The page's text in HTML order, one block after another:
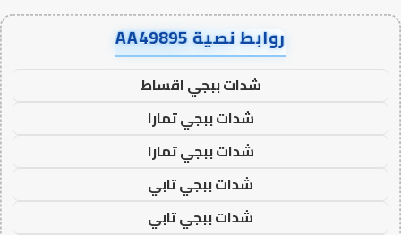
روابط نصية AA49895
شدات ببجي اقساط
شدات ببجي تمارا
شدات ببجي تمارا
شدات ببجي تابي
شدات ببجي تابي